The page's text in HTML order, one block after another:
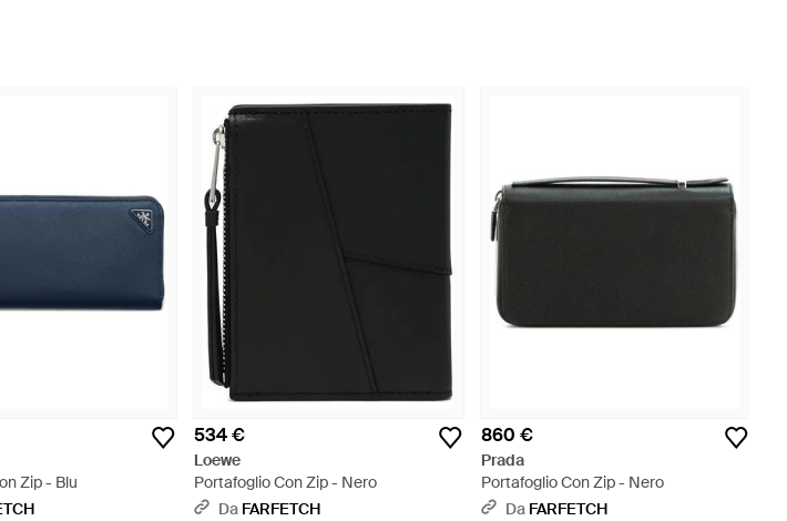
Zip - Blu
534 €
Loewe
Portafoglio Con Zip - Nero
Da FARFETCH
860 €
Prada
Portafoglio Con Zip - Nero
Da FARFETCH